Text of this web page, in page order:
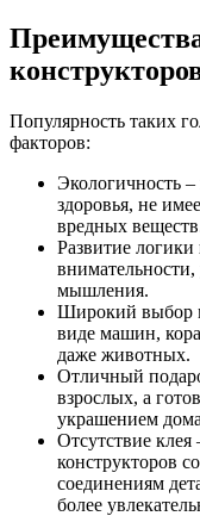
Популярность таких
факторов:
Экологичность –
здоровья, не
вредных
Развитие
мышления.
Широкий выбор
виде машин,
даже животных.
Отличный
взрослых, а
украшением
Отсутствие
конструкторов
соединениям
более